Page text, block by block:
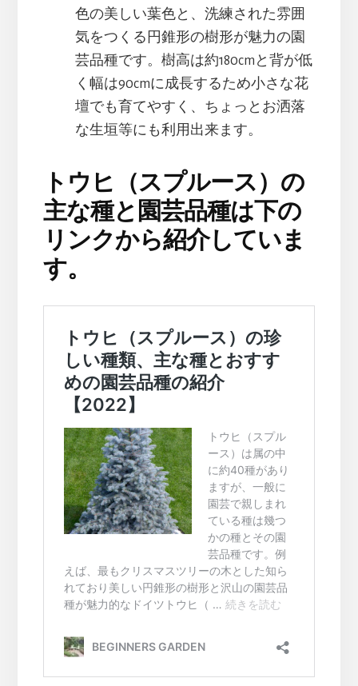
色の美しい葉色と、洗練された雰囲
気をつくる円錐形の樹形が魅力の園
芸品種です。樹高は約180cmと背が低
く幅は90cmに成長するため小さな花
壇でも育てやすく、ちょっとお洒落
な生垣等にも利用出来ます。
トウヒ（スプルース）の
主な種と園芸品種は下の
リンクから紹介していま
す。